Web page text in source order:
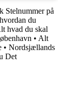
Stelnummer på
du
hvad du skal
• Alt
• Nordsjællands
Det